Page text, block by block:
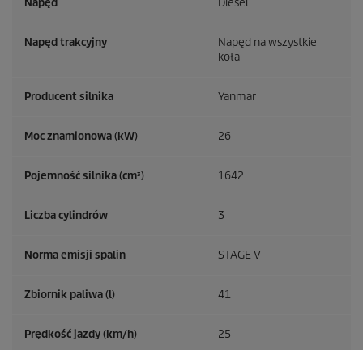
Napęd Diesel
Napęd trakcyjny
Napęd na wszystkie
koła
Producent silnika Yanmar
Moc znamionowa (kW) 26
Pojemność silnika (cm³) 1642
Liczba cylindrów 3
Norma emisji spalin STAGE V
Zbiornik paliwa (l) 41
Prędkość jazdy (km/h) 25